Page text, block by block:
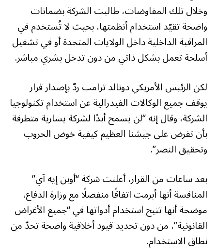
وخلال تلك المفاوضات، طالبت الشركة بضمانات
واضحة تقيّد استخدام أنظمتها، بحيث لا تُستخدم في
المراقبة الداخلية داخل الولايات المتحدة أو في تشغيل
أسلحة تعمل بشكل ذاتي من دون تدخل بشري مباشر.
لكن الرئيس الأمريكي دونالد ترامب ردّ بإصدار قرار
يوقف جميع الوكالات الفيدرالية عن استخدام تكنولوجيا
الشركة، وقال إنه “لن يسمح أبدًا لشركة يسارية متطرفة
بأن تفرض على جيشنا العظيم كيفية خوض الحروب
وتحقيق النصر”.
بعد ساعات من القرار، أعلنت شركة “أوبن إيه آي”
المنافسة أنها أبرمت اتفاقًا منفصلًا مع وزارة الدفاع،
موضحة أنها تتيح استخدام أدواتها في “جميع الأغراض
القانونية”، من دون تحديد قيود أخلاقية واضحة تحدّ من
نطاق الاستخدام.